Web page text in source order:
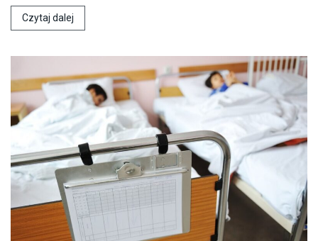
Czytaj dalej